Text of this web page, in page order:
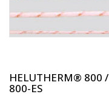
HELUTHERM® 800 /
800-ES